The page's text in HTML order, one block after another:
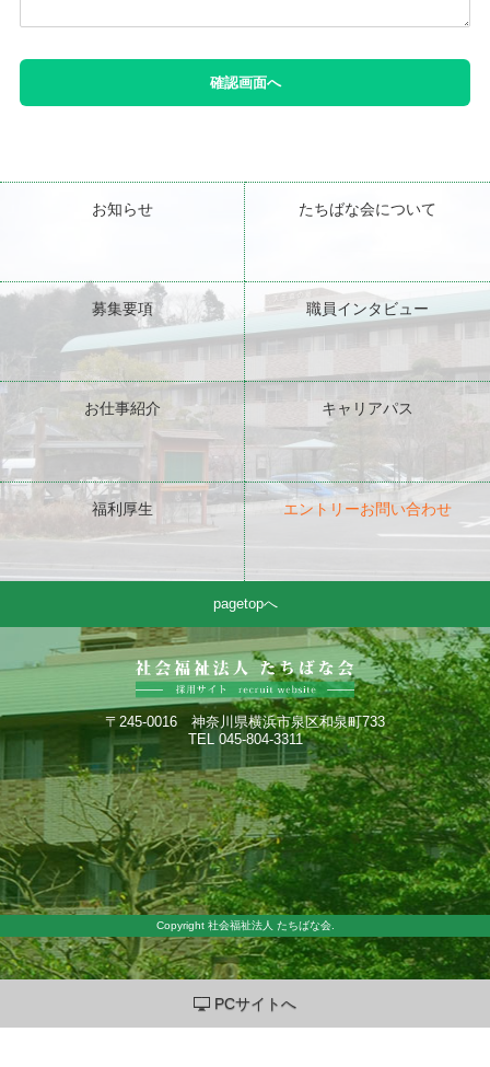
お知らせ たちばな会について
募集要項 職員インタビュー
お仕事紹介 キャリアパス
福利厚生 エントリーお問い合わせ
pagetopへ
〒245-0016 神奈川県横浜市泉区和泉町733
TEL 045-804-3311
Copyright 社会福祉法人 たちばな会.
PCサイトへ